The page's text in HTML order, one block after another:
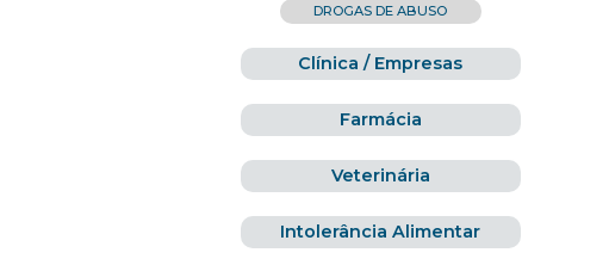
DROGAS DE ABUSO
Clínica / Empresas
Farmácia
Veterinária
Intolerância Alimentar